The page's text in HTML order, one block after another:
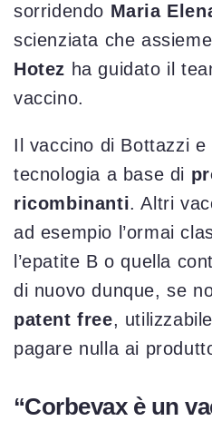
sorridendo Maria
scienziata che
Hotez ha guidato il
vaccino.
Il vaccino di Bottazzi e
tecnologia a base di
ricombinanti. Altri
ad esempio l’ormai
l’epatite B o quella
di nuovo dunque, se
patent free,
pagare nulla ai
“Corbevax è un